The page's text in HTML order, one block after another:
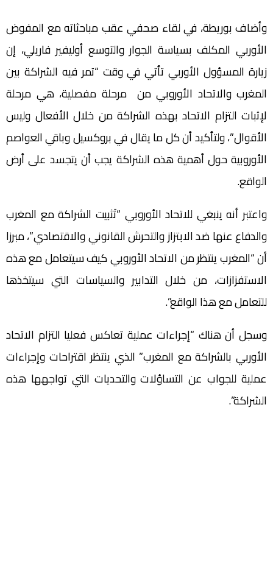
وأضاف بوريطة، في لقاء صحفي عقب مباحثاته مع المفوض
الأوربي المكلف بسياسة الجوار والتوسع أوليفير فاريلي، إن
زيارة المسؤول الأوربي تأتي في وقت “تمر فيه الشراكة بين
المغرب والاتحاد الأوروبي من مرحلة مفصلية، هي مرحلة
لإثبات التزام الاتحاد بهذه الشراكة من خلال الأفعال وليس
الأقوال”، ولتأكيد أن كل ما يقال في بروكسيل وباقي العواصم
الأوروبية حول أهمية هذه الشراكة يجب أن يتجسد على أرض
الواقع.
واعتبر أنه ينبغي للاتحاد الأوروبي “‏تَثبيت الشراكة مع المغرب
والدفاع عنها ضد الابتزاز والتحرش القانوني والاقتصادي”، مبرزا
أن “‏المغرب ينتظر من الاتحاد الأوروبي كيف سيتعامل مع هذه
الاستفزازات، من خلال التدابير والسياسات التي سيتخذها
للتعامل مع هذا الواقع”. ‏
وسجل أن هناك “إجراءات عملية تعاكس فعليا التزام الاتحاد
الأوربي بالشراكة مع ‏المغرب” الذي ينتظر اقتراحات وإجراءات
عملية للجواب عن التساؤلات والتحديات التي تواجهها هذه
الشراكة”.